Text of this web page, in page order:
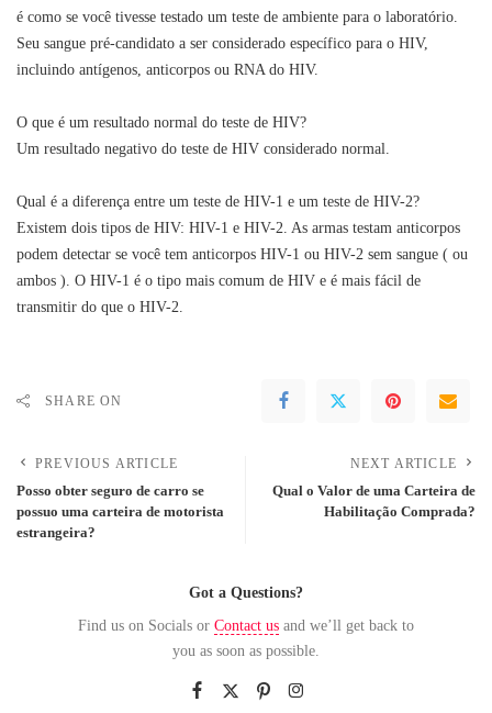
é como se você tivesse testado um teste de ambiente para o laboratório.
Seu sangue pré-candidato a ser considerado específico para o HIV,
incluindo antígenos, anticorpos ou RNA do HIV.
O que é um resultado normal do teste de HIV?
Um resultado negativo do teste de HIV considerado normal.
Qual é a diferença entre um teste de HIV-1 e um teste de HIV-2?
Existem dois tipos de HIV: HIV-1 e HIV-2. As armas testam anticorpos
podem detectar se você tem anticorpos HIV-1 ou HIV-2 sem sangue ( ou
ambos ). O HIV-1 é o tipo mais comum de HIV e é mais fácil de
transmitir do que o HIV-2.
SHARE ON
PREVIOUS ARTICLE
Posso obter seguro de carro se
possuo uma carteira de motorista
estrangeira?
NEXT ARTICLE
Qual o Valor de uma Carteira de
Habilitação Comprada?
Got a Questions?
Find us on Socials or Contact us and we’ll get back to
you as soon as possible.